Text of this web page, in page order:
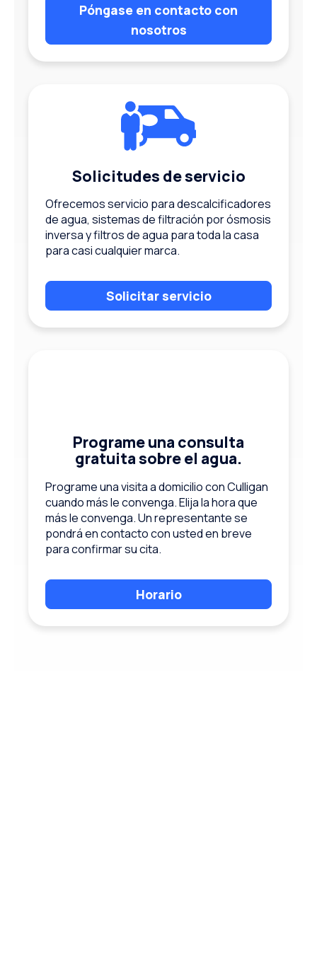
Póngase en contacto con
nosotros
Solicitudes de servicio
Ofrecemos servicio para descalcificadores
de agua, sistemas de filtración por ósmosis
inversa y filtros de agua para toda la casa
para casi cualquier marca.
Solicitar servicio
Programe una consulta
gratuita sobre el agua.
Programe una visita a domicilio con Culligan
cuando más le convenga. Elija la hora que
más le convenga. Un representante se
pondrá en contacto con usted en breve
para confirmar su cita.
Horario